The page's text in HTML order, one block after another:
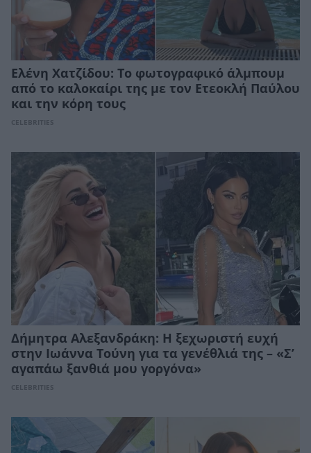
Ελένη Χατζίδου: Το φωτογραφικό άλμπουμ
από το καλοκαίρι της με τον Ετεοκλή Παύλου
και την κόρη τους
CELEBRITIES
Δήμητρα Αλεξανδράκη: Η ξεχωριστή ευχή
στην Ιωάννα Τούνη για τα γενέθλιά της – «Σ’
αγαπάω ξανθιά μου γοργόνα»
CELEBRITIES